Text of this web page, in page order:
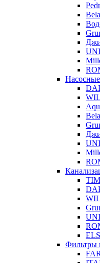
TIM
Фильтры
FAR